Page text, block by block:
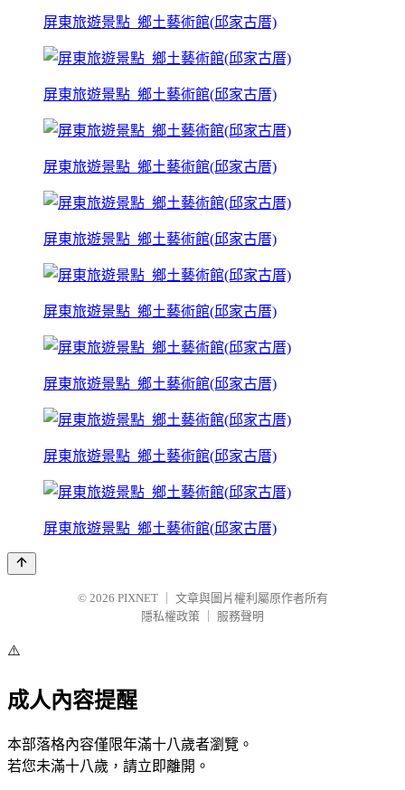
屏東旅遊景點_鄉土藝術館(邱家古厝)
屏東旅遊景點_鄉土藝術館(邱家古厝)
屏東旅遊景點_鄉土藝術館(邱家古厝)
屏東旅遊景點_鄉土藝術館(邱家古厝)
屏東旅遊景點_鄉土藝術館(邱家古厝)
屏東旅遊景點_鄉土藝術館(邱家古厝)
屏東旅遊景點_鄉土藝術館(邱家古厝)
屏東旅遊景點_鄉土藝術館(邱家古厝)
© 2026 PIXNET
文章與圖片權利屬原作者所有
隱私權政策
服務聲明
⚠️
成人內容提醒
本部落格內容僅限年滿十八歲者瀏覽。
若您未滿十八歲，請立即離開。